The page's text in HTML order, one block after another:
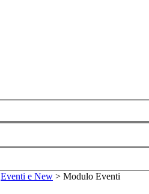
Eventi e New > Modulo Eventi